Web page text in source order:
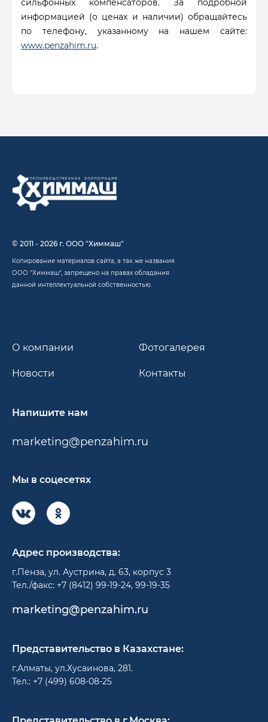
сильфонных компенсаторов. За подробной
информацией (о ценах и наличии) обращайтесь
по телефону, указанному на нашем сайте:
www.penzahim.ru.
© 2011 - 2026 г. ООО "Химмаш"
Копирование материалов сайта, а так же названия
ООО "Химмаш", запрещено на правах обладания
данной интеллектуальной собственностью.
О компании
Новости
Фотогалерея
Контакты
Напишите нам
marketing@penzahim.ru
Мы в соцесетях
Адрес производства:
г.Пенза, ул. Аустрина, д. 63, корпус 3
Тел./факс: +7 (8412) 99-19-24, 99-19-35
marketing@penzahim.ru
Представительство в Казахстане:
г.Алматы, ул.Хусаинова, 281.
Тел.: +7 (499) 608-08-25